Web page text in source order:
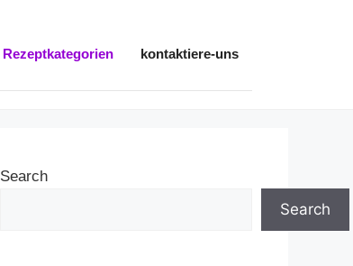
Rezeptkategorien kontaktiere-uns
Search
Search